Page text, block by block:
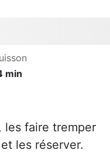
min
les faire tremper
les réserver.